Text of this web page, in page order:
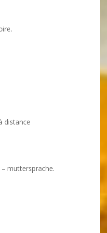
distance
muttersprache.